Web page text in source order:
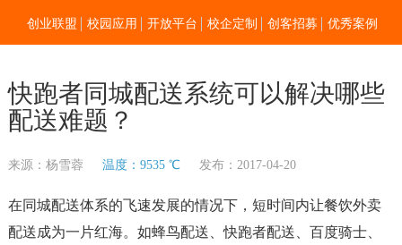
创业联盟 校园应用 开放平台 校企定制 创客招募 优秀案例
快跑者同城配送系统可以解决哪些
配送难题？
来源：杨雪蓉 温度：9535 ℃ 发布：2017-04-20
在同城配送体系的飞速发展的情况下，短时间内让餐饮外卖
配送成为一片红海。如蜂鸟配送、快跑者配送、百度骑士、